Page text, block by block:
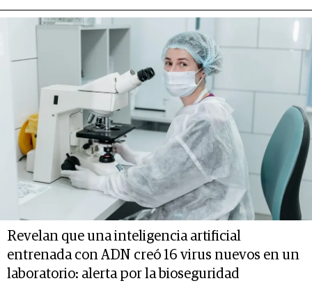
Revelan que una inteligencia artificial
entrenada con ADN creó 16 virus nuevos en un
laboratorio: alerta por la bioseguridad